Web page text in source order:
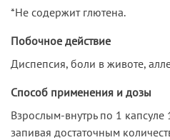
*Не содержит глютена.
Побочное действие
Диспепсия, боли в животе,
Способ применения и дозы
Взрослым-внутрь по 1
запивая достаточным